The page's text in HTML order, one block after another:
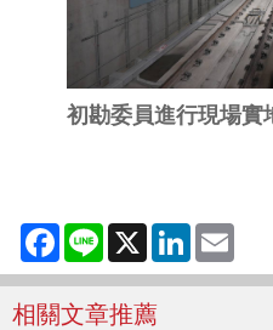
初勘委員進行現場實
Facebook
Line X LinkedIn
相關文章推薦